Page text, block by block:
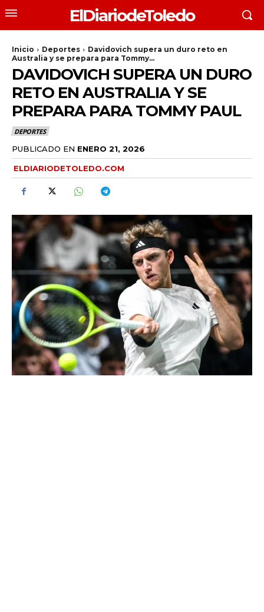
ElDiariodeToledo
Inicio Deportes
Davidovich supera un duro reto en
Australia y se prepara para Tommy...
DAVIDOVICH SUPERA UN DURO
RETO EN AUSTRALIA Y SE
PREPARA PARA TOMMY PAUL
DEPORTES
PUBLICADO EN ENERO 21, 2026
ELDIARIODETOLEDO.COM